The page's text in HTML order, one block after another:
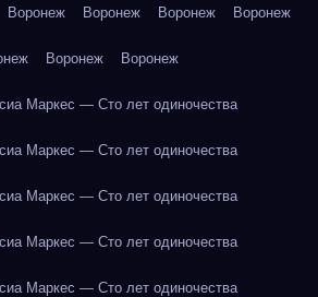
Воронеж Воронеж Воронеж Воронеж
Воронеж Воронеж
Маркес — Сто лет одиночества
Маркес — Сто лет одиночества
Маркес — Сто лет одиночества
Маркес — Сто лет одиночества
Маркес — Сто лет одиночества